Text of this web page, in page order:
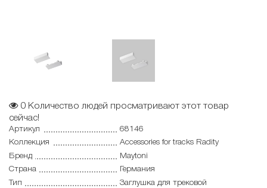
0 Количество людей просматривают этот товар
сейчас!
Артикул
68146
Коллекция
Accessories for tracks Radity
Бренд
Maytoni
Страна
Германия
Тип
Заглушка для трековой